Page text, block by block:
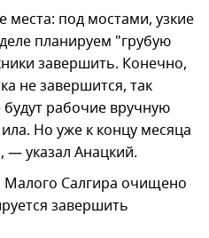
под мостами, узкие
планируем "грубую
завершить. Конечно,
не завершится, так
будут рабочие вручную
Но уже к концу месяца
— указал Анацкий.
Салгира очищено
завершить